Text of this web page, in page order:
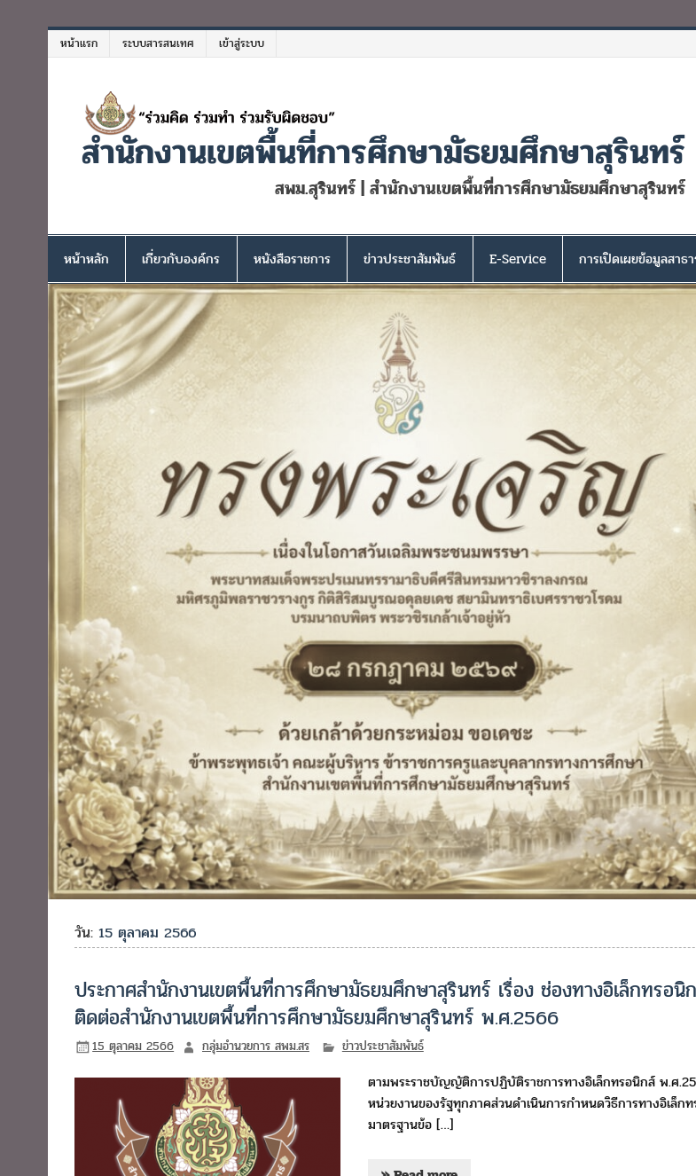
หน้าแรก ระบบสารสนเทศ เข้าสู่ระบบ
สำนักงานเขตพื้นที่การศึกษามัธยมศึกษาสุรินทร์
สพม.สุรินทร์ | สำนักงานเขตพื้นที่การศึกษามัธยมศึกษาสุรินทร์
หน้าหลัก เกี่ยวกับองค์กร หนังสือราชการ ข่าวประชาสัมพันธ์ E-Service การเปิดเผยข้อมูลสาธ
วัน:15 ตุลาคม 2566
ประกาศสำนักงานเขตพื้นที่การศึกษามัธยมศึกษาสุรินทร์ เรื่อง ช่องทางอิเล็กทรอนิ
ติดต่อสำนักงานเขตพื้นที่การศึกษามัธยมศึกษาสุรินทร์ พ.ศ.2566
15 ตุลาคม 2566 กลุ่มอำนวยการ สพม.สร ข่าวประชาสัมพันธ์
ตามพระราชบัญญัติการปฏิบัติราชการทางอิเล็กทรอนิกส์ พ.ศ
หน่วยงานของรัฐทุกภาคส่วนดำเนินการกำหนดวิธีการทางอิเล็ก
มาตรฐานข้อ […]